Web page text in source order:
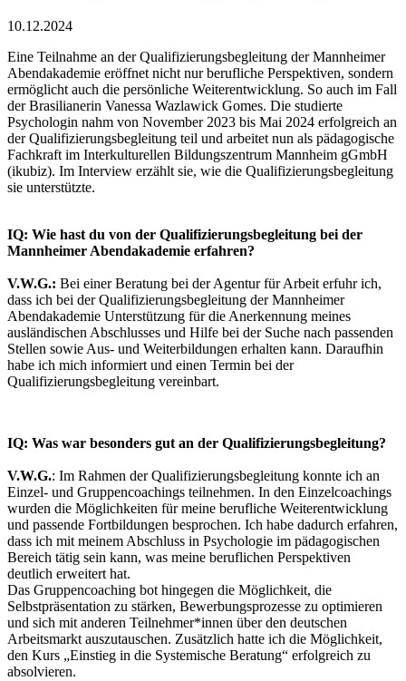
10.12.2024
Eine Teilnahme an der Qualifizierungsbegleitung der Mannheimer
Abendakademie eröffnet nicht nur berufliche Perspektiven, sondern
ermöglicht auch die persönliche Weiterentwicklung. So auch im Fall
der Brasilianerin Vanessa Wazlawick Gomes. Die studierte
Psychologin nahm von November 2023 bis Mai 2024 erfolgreich an
der Qualifizierungsbegleitung teil und arbeitet nun als pädagogische
Fachkraft im Interkulturellen Bildungszentrum Mannheim gGmbH
(ikubiz). Im Interview erzählt sie, wie die Qualifizierungsbegleitung
sie unterstützte.
IQ: Wie hast du von der Qualifizierungsbegleitung bei der
Mannheimer Abendakademie erfahren?
V.W.G.: Bei einer Beratung bei der Agentur für Arbeit erfuhr ich,
dass ich bei der Qualifizierungsbegleitung der Mannheimer
Abendakademie Unterstützung für die Anerkennung meines
ausländischen Abschlusses und Hilfe bei der Suche nach passenden
Stellen sowie Aus- und Weiterbildungen erhalten kann. Daraufhin
habe ich mich informiert und einen Termin bei der
Qualifizierungsbegleitung vereinbart.
IQ: Was war besonders gut an der Qualifizierungsbegleitung?
V.W.G.: Im Rahmen der Qualifizierungsbegleitung konnte ich an
Einzel- und Gruppencoachings teilnehmen. In den Einzelcoachings
wurden die Möglichkeiten für meine berufliche Weiterentwicklung
und passende Fortbildungen besprochen. Ich habe dadurch erfahren,
dass ich mit meinem Abschluss in Psychologie im pädagogischen
Bereich tätig sein kann, was meine beruflichen Perspektiven
deutlich erweitert hat.
Das Gruppencoaching bot hingegen die Möglichkeit, die
Selbstpräsentation zu stärken, Bewerbungsprozesse zu optimieren
und sich mit anderen Teilnehmer*innen über den deutschen
Arbeitsmarkt auszutauschen. Zusätzlich hatte ich die Möglichkeit,
den Kurs „Einstieg in die Systemische Beratung“ erfolgreich zu
absolvieren.